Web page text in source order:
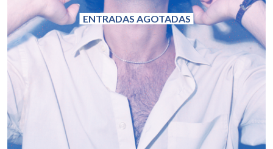
ENTRADAS AGOTADAS